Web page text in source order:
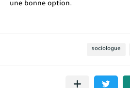
une bonne option.
sociologue